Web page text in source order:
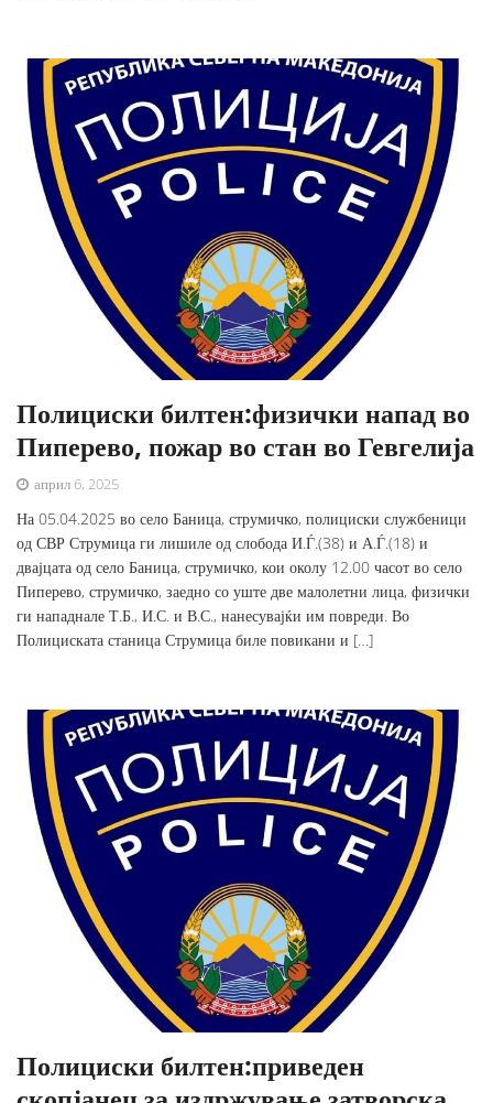
Полициски билтен:физички напад во
Пиперево, пожар во стан во Гевгелија
април 6, 2025
На 05.04.2025 во село Баница, струмичко, полициски службеници
од СВР Струмица ги лишиле од слобода И.Ѓ.(38) и А.Ѓ.(18) и
двајцата од село Баница, струмичко, кои околу 12.00 часот во село
Пиперево, струмичко, заедно со уште две малолетни лица, физички
ги нападнале Т.Б., И.С. и В.С., нанесувајќи им повреди. Во
Полициската станица Струмица биле повикани и […]
Полициски билтен:приведен